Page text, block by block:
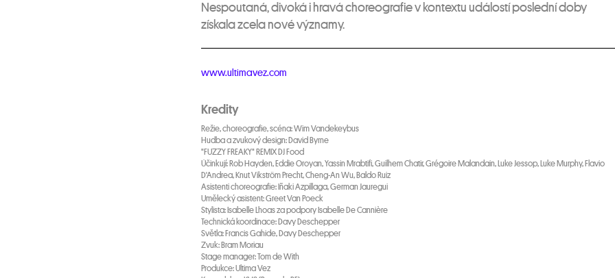
Nespoutaná, divoká i hravá choreografie v kontextu událostí poslední doby
získala zcela nové významy.
www.ultimavez.com
Kredity
Režie, choreografie, scéna: Wim Vandekeybus
Hudba a zvukový design: David Byrne
"FUZZY FREAKY" REMIX DJ Food
Účinkují: Rob Hayden, Eddie Oroyan, Yassin Mrabtifi, Guilhem Chatir, Grégoire Malandain, Luke Jessop, Luke Murphy, Flavio
D'Andrea, Knut Vikström Precht, Cheng-An Wu, Baldo Ruiz
Asistenti choreografie: Iñaki Azpillaga, German Jauregui
Umělecký asistent: Greet Van Poeck
Stylista: Isabelle Lhoas za podpory Isabelle De Cannière
Technická koordinace: Davy Deschepper
Světla: Francis Gahide, Davy Deschepper
Zvuk: Bram Moriau
Stage manager: Tom de With
Produkce: Ultima Vez